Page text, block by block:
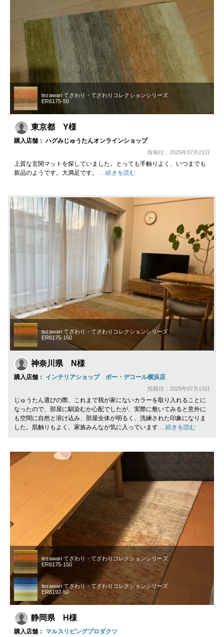
tezawari てざわり・てざわりコレクションシリーズ
ER6175-50
東京都 Y様
購入店舗： ハグみじゅうたんオンラインショップ
投稿日：2025年07月21日
上質な玄関マットを探していました。とっても手触りよく、いつまでも
新品のようです。大満足です。
…続きを読む
tezawari てざわり・てざわりコレクションシリーズ
ER6175-150
神奈川県 N様
購入店舗： インテリアショップ ボー・デコール横浜店
投稿日：2025年07月13日
じゅうたん選びの際、これまで我が家にないカラーを取り入れることに
なったので、部屋に馴染むか心配でしたが、実際に敷いてみると意外に
も空間に自然と溶け込み、部屋全体が明るく、洗練された印象になりま
した。肌触りもよく、家族みんなが気に入っています
…続きを読む
tezawari てざわり・てざわりコレクションシリーズ
ER6175-150
tezawari てざわり・てざわりコレクションシリーズ
ER6192-50
静岡県 H様
購入店舗： マルスリビングプロダクツ